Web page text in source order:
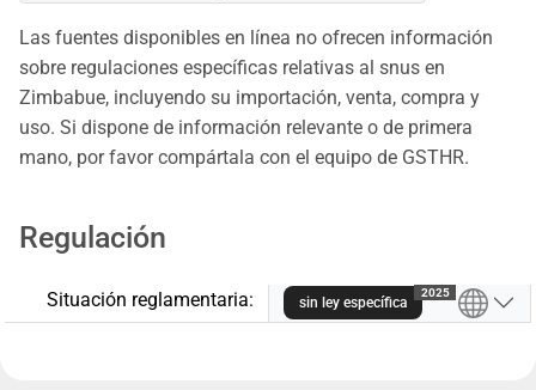
Las fuentes disponibles en línea no ofrecen información
sobre regulaciones específicas relativas al snus en
Zimbabue, incluyendo su importación, venta, compra y
uso. Si dispone de información relevante o de primera
mano, por favor compártala con el equipo de GSTHR.
Regulación
Situación reglamentaria: sin ley específica
2025